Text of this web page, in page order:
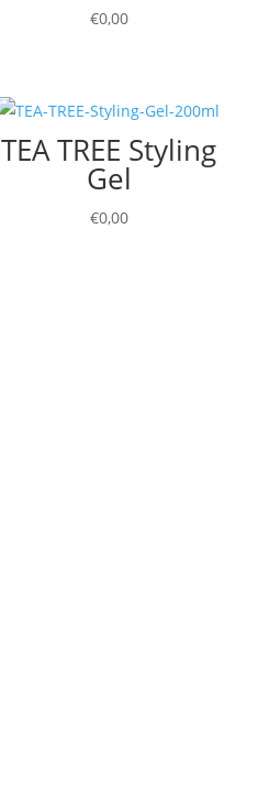
€0,00
TEA TREE Styling
Gel
€0,00